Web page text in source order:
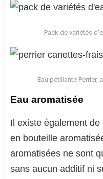
Pack de variétés
Eau pétillante Perrier,
Eau aromatisée
Il existe également de
en bouteille
aromatisées ne sont
sans aucun additif ni